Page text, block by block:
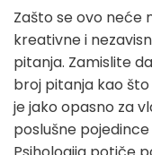
Zašto se ovo neće
kreativne i
pitanja. Zamislite
broj pitanja kao
je jako opasno za
poslušne